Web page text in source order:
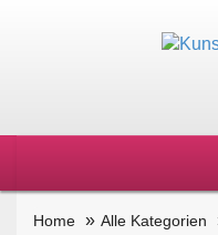
Home Alle Kategorien